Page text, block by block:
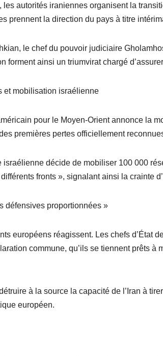
les autorités iraniennes organisent la
prennent la direction du pays à titre
le chef du pouvoir judiciaire
forment ainsi un triumvirat chargé
et mobilisation israélienne
pour le Moyen-Orient annonce la
premières pertes officiellement
israélienne décide de mobiliser 100 000
fronts », signalant ainsi la crainte
défensives proportionnées »
européens réagissent. Les chefs d’État
commune, qu’ils se tiennent prêts à
à la source la capacité de l’Iran à
européen.